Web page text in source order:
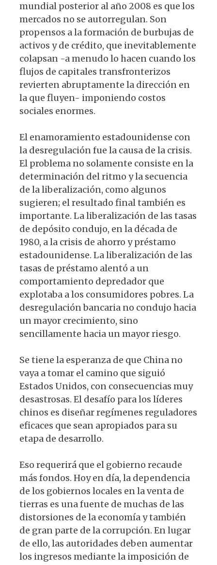
mundial posterior al año 2008 es que los
mercados no se autorregulan. Son
propensos a la formación de burbujas de
activos y de crédito, que inevitablemente
colapsan -a menudo lo hacen cuando los
flujos de capitales transfronterizos
revierten abruptamente la dirección en
la que fluyen- imponiendo costos
sociales enormes.
El enamoramiento estadounidense con
la desregulación fue la causa de la crisis.
El problema no solamente consiste en la
determinación del ritmo y la secuencia
de la liberalización, como algunos
sugieren; el resultado final también es
importante. La liberalización de las tasas
de depósito condujo, en la década de
1980, a la crisis de ahorro y préstamo
estadounidense. La liberalización de las
tasas de préstamo alentó a un
comportamiento depredador que
explotaba a los consumidores pobres. La
desregulación bancaria no condujo hacia
un mayor crecimiento, sino
sencillamente hacia un mayor riesgo.
Se tiene la esperanza de que China no
vaya a tomar el camino que siguió
Estados Unidos, con consecuencias muy
desastrosas. El desafío para los líderes
chinos es diseñar regímenes reguladores
eficaces que sean apropiados para su
etapa de desarrollo.
Eso requerirá que el gobierno recaude
más fondos. Hoy en día, la dependencia
de los gobiernos locales en la venta de
tierras es una fuente de muchas de las
distorsiones de la economía y también
de gran parte de la corrupción. En lugar
de ello, las autoridades deben aumentar
los ingresos mediante la imposición de